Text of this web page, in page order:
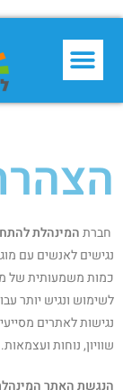
חברת ­­­­­­­­המינהלת
נגישים לאנשים עם
כמות משמעותית של
לשימוש ונגיש יותר
נגישות לאתרים
שוויון, נוחות ועצמאות.
הנגשת האתר